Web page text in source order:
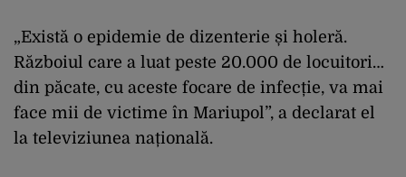
„Există o epidemie de dizenterie și holeră.
Războiul care a luat peste 20.000 de locuitori…
din păcate, cu aceste focare de infecție, va mai
face mii de victime în Mariupol”, a declarat el
la televiziunea națională.